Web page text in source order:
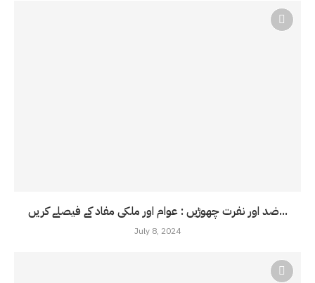
ضد اور نفرت چھوڑیں : عوام اور ملکی مفاد کے فیصلے کریں...
July 8, 2024